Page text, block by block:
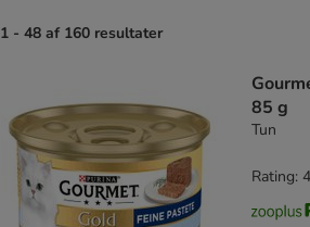
1 - 48 af 160 resultater
85 g
Tun
Rating: